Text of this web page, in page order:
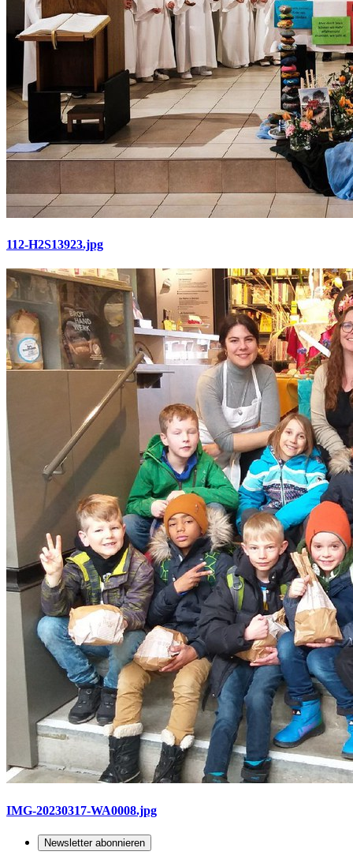
112-H2S13923.jpg
IMG-20230317-WA0008.jpg
Newsletter abonnieren